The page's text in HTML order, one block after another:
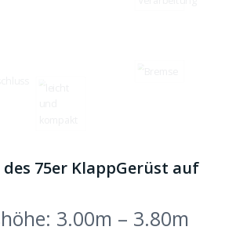
75er KlappGerüst auf
3.00m – 3.80m